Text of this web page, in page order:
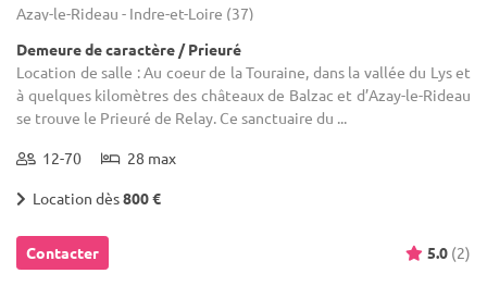
Azay-le-Rideau - Indre-et-Loire (37)
Demeure de caractère / Prieuré
Location de salle : Au coeur de la Touraine, dans la vallée du Lys et
à quelques kilomètres des châteaux de Balzac et d’Azay-le-Rideau
se trouve le Prieuré de Relay. Ce sanctuaire du ...
12-70 28 max
Location dès800 €
Contacter 5.0 (2)